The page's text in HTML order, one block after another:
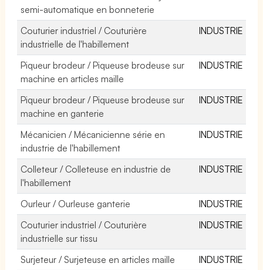
semi-automatique en bonneterie
Couturier industriel / Couturière
industrielle de l'habillement
INDUSTRIE
Piqueur brodeur / Piqueuse brodeuse sur
machine en articles maille
INDUSTRIE
Piqueur brodeur / Piqueuse brodeuse sur
machine en ganterie
INDUSTRIE
Mécanicien / Mécanicienne série en
industrie de l'habillement
INDUSTRIE
Colleteur / Colleteuse en industrie de
l'habillement
INDUSTRIE
Ourleur / Ourleuse ganterie
INDUSTRIE
Couturier industriel / Couturière
industrielle sur tissu
INDUSTRIE
Surjeteur / Surjeteuse en articles maille
INDUSTRIE